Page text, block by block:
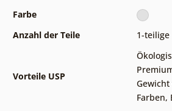
Farbe
Anzahl der Teile
1-teilige
Vorteile USP
Gewicht
Farben,